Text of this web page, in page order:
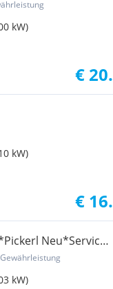
kW)
€
kW)
€
Neu*Service
kW)